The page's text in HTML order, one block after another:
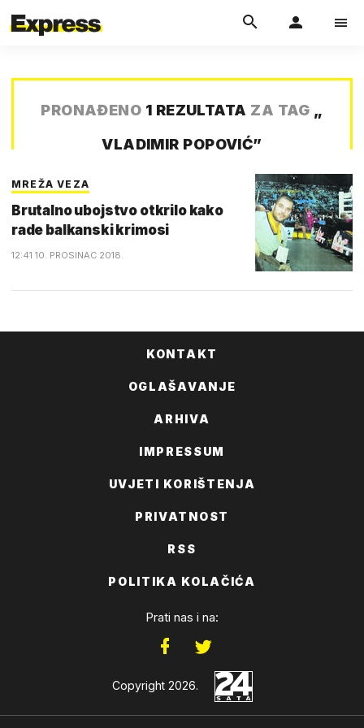
PRONAĐENO 1 REZULTATA ZA TAG „
VLADIMIR POPOVIĆ”
MREŽA VEZA
Brutalno ubojstvo otkrilo kako
rade balkanski krimosi
12:41 10. PROSINAC 2018.
KONTAKT
OGLAŠAVANJE
ARHIVA
IMPRESSUM
UVJETI KORIŠTENJA
PRIVATNOST
RSS
POLITIKA KOLAČIĆA
Prati nas i na:
Copyright 2026.